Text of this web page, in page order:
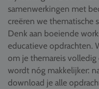
Referenties
Vacatures
Contact
samenwerkingen met
creëren we thematische
Denk aan boeiende
educatieve opdrachten.
om je themareis
wordt nóg makkelijker:
download je alle